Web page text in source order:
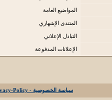
المواضيع العامة
المنتدى الإشهاري
التبادل الإعلاني
الإعلانات المدفوعة
سياسة الخصوصية - Privacy-Policy